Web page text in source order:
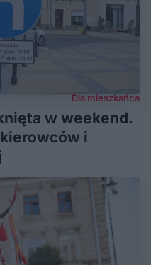
Dla mieszkańca
w weekend.
i